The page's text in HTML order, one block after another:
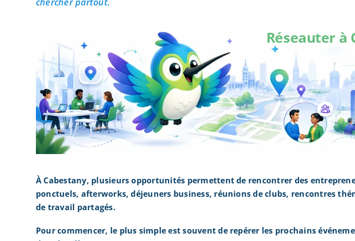
Réseauter à
À Cabestany, plusieurs opportunités permettent de rencontrer des
ponctuels, afterworks, déjeuners business, réunions de clubs, rencontres
de travail partagés.
Pour commencer, le plus simple est souvent de repérer les prochains